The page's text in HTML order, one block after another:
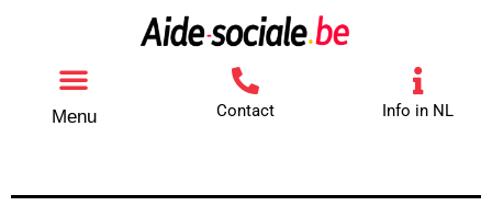
Menu Contact Info in NL